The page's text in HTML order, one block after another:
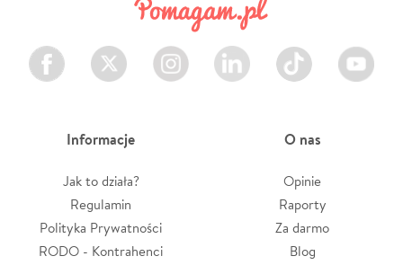
Facebook Twitter Instagram LinkedIn TikTok Youtube
Informacje
Jak to działa?
Regulamin
Polityka Prywatności
RODO - Kontrahenci
O nas
Opinie
Raporty
Za darmo
Blog